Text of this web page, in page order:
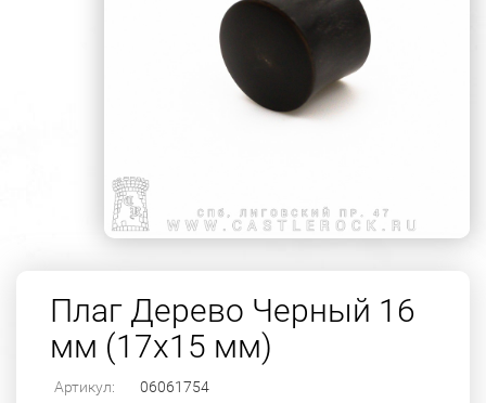
Плаг Дерево Черный 16
мм (17х15 мм)
Артикул: 06061754